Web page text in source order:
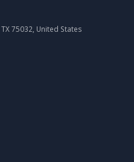
75032, United States